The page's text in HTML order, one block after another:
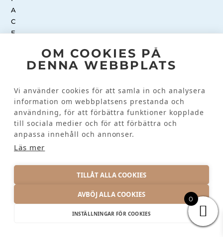
OM COOKIES PÅ
DENNA WEBBPLATS
Vi använder cookies för att samla in och analysera
information om webbplatsens prestanda och
användning, för att förbättra funktioner kopplade
till sociala medier och för att förbättra och
anpassa innehåll och annonser.
Läs mer
TILLÅT ALLA COOKIES
AVBÖJ ALLA COOKIES
INSTÄLLNINGAR FÖR COOKIES
Kundinformation
KONTAKTA OSS
VANLIGA FRÅGOR
INTEGRITETSPOLICY © 2026 KRAMTEX AB
0